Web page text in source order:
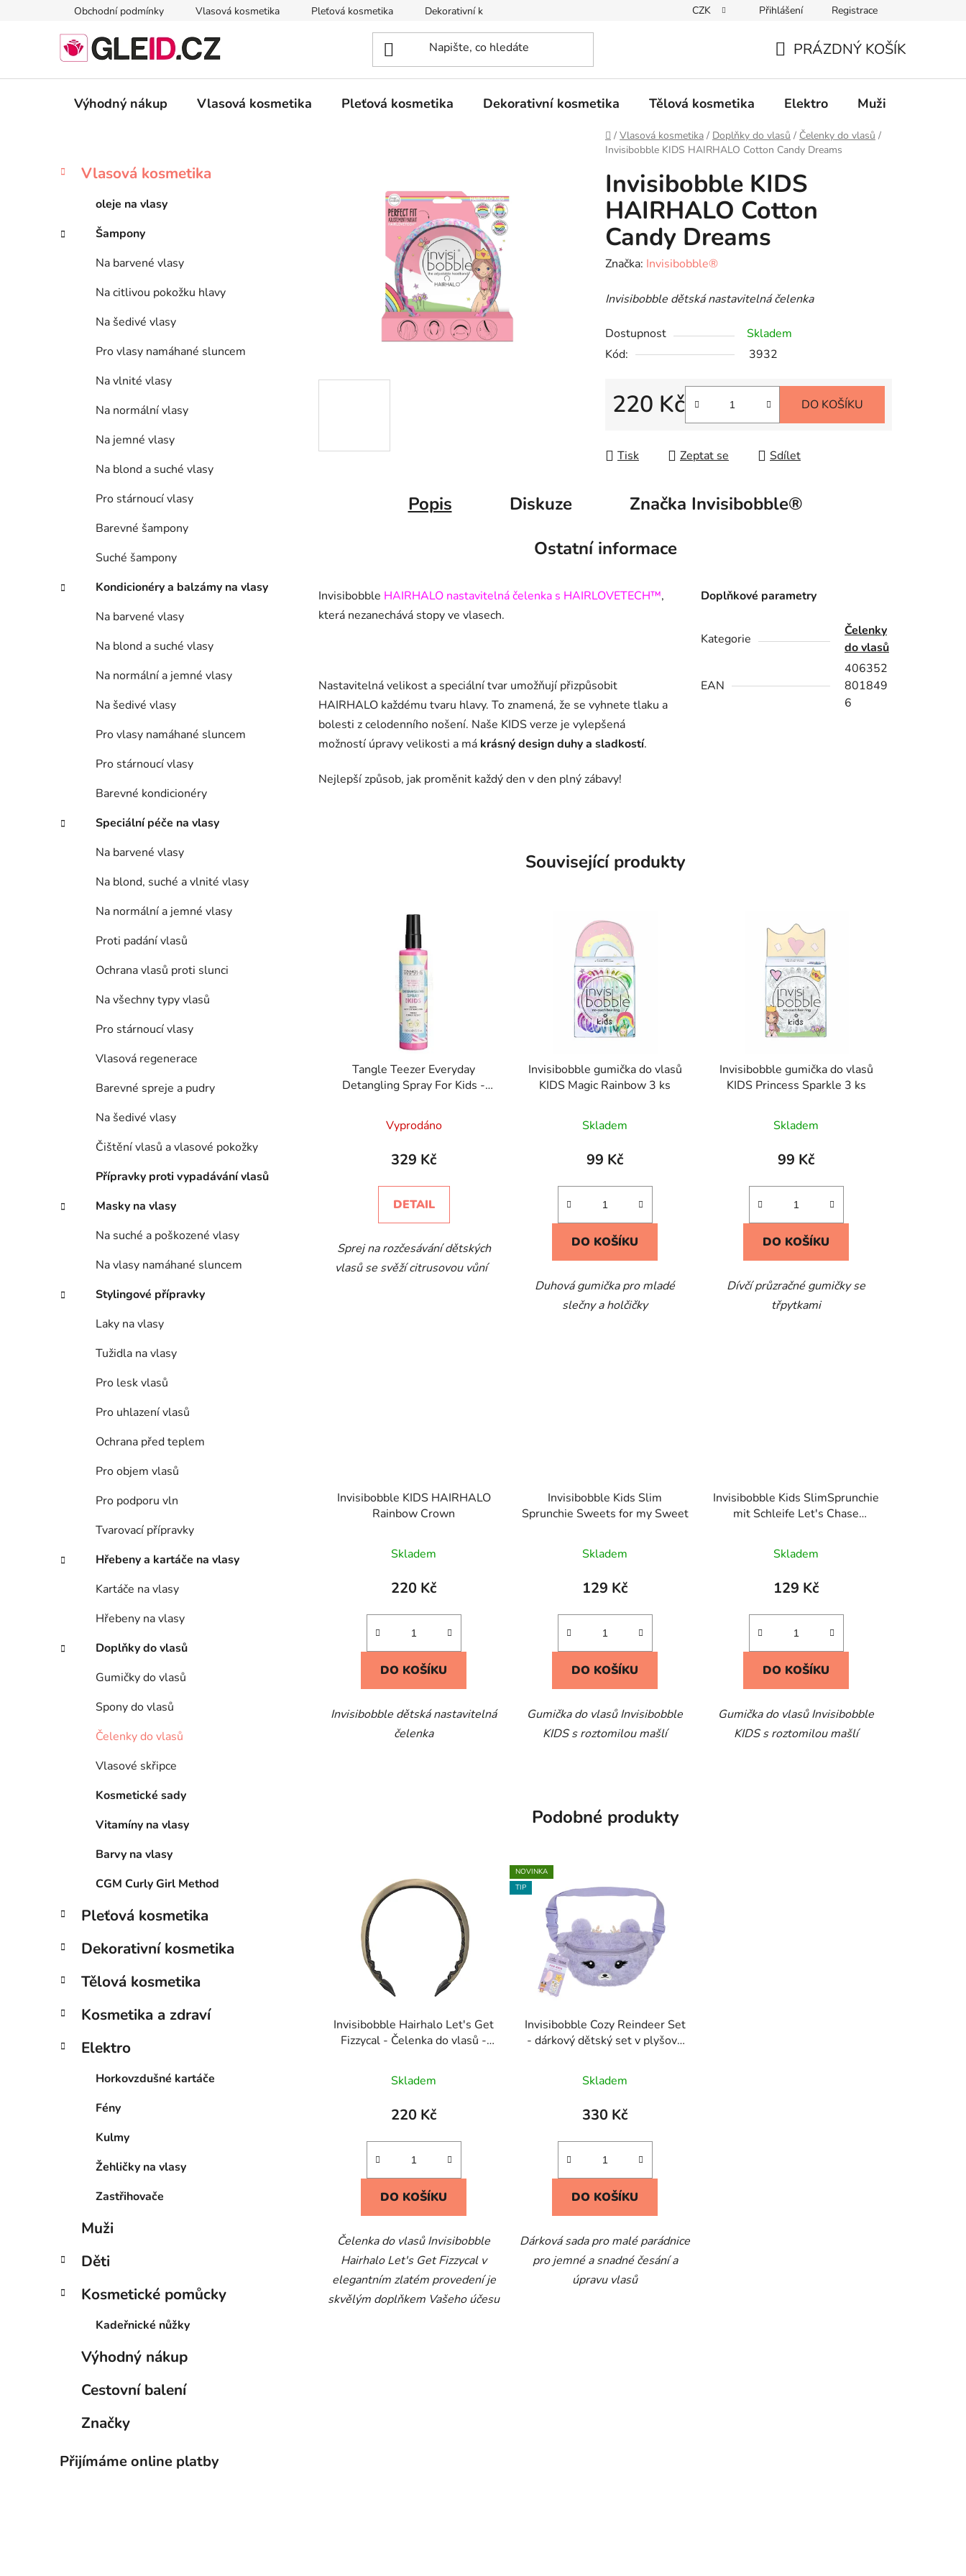
Obchodní podmínky Vlasová kosmetika Pleťová kosmetika Dekorativní kosmetika Elektro Děti Výhodný nákup
CZK Přihlášení Registrace
KOŠÍK
PRÁZDNÝ KOŠÍK
Výhodný nákup Vlasová kosmetika Pleťová kosmetika Dekorativní kosmetika Tělová kosmetika Elektro Muži
Domů
/ Vlasová kosmetika / Doplňky do vlasů / Čelenky do vlasů /
Invisibobble KIDS HAIRHALO Cotton Candy Dreams
P
r
Přeskočit
kategorie
K
a
g
o
Vlasová kosmetika
oleje na vlasy
Šampony
Na barvené vlasy
Na citlivou pokožku hlavy
Na šedivé vlasy
Pro vlasy namáhané sluncem
Na vlnité vlasy
Na normální vlasy
Na jemné vlasy
Na blond a suché vlasy
Pro stárnoucí vlasy
Barevné šampony
Suché šampony
Kondicionéry a balzámy na vlasy
Na barvené vlasy
Na blond a suché vlasy
Na normální a jemné vlasy
Na šedivé vlasy
Pro vlasy namáhané sluncem
Pro stárnoucí vlasy
Barevné kondicionéry
Speciální péče na vlasy
Na barvené vlasy
Na blond, suché a vlnité vlasy
Na normální a jemné vlasy
Proti padání vlasů
Ochrana vlasů proti slunci
Na všechny typy vlasů
Pro stárnoucí vlasy
Vlasová regenerace
Barevné spreje a pudry
Na šedivé vlasy
Čištění vlasů a vlasové pokožky
Přípravky proti vypadávání vlasů
Masky na vlasy
Na suché a poškozené vlasy
Na vlasy namáhané sluncem
Stylingové přípravky
Laky na vlasy
Tužidla na vlasy
Pro lesk vlasů
Pro uhlazení vlasů
Ochrana před teplem
Pro objem vlasů
Pro podporu vln
Tvarovací přípravky
Hřebeny a kartáče na vlasy
Kartáče na vlasy
Hřebeny na vlasy
Doplňky do vlasů
Gumičky do vlasů
Spony do vlasů
Čelenky do vlasů
Vlasové skřipce
Kosmetické sady
Vitamíny na vlasy
Barvy na vlasy
CGM Curly Girl Method
Pleťová kosmetika
Dekorativní kosmetika
Tělová kosmetika
Kosmetika a zdraví
Elektro
Horkovzdušné kartáče
Fény
Kulmy
Žehličky na vlasy
Zastřihovače
Muži
Děti
Kosmetické pomůcky
Kadeřnické nůžky
Výhodný nákup
Cestovní balení
Značky
Přijímáme online platby
Invisibobble KIDS
HAIRHALO Cotton
Candy Dreams
Značka: Invisibobble®
Invisibobble dětská nastavitelná čelenka
Dostupnost
Skladem
Kód:
3932
220 Kč DO KOŠÍKU
Tisk Zeptat se Sdílet
Popis Diskuze Značka Invisibobble®
Ostatní informace
Invisibobble HAIRHALO nastavitelná čelenka s HAIRLOVETECH™,
která nezanechává stopy ve vlasech.
Nastavitelná velikost a speciální tvar umožňují přizpůsobit
HAIRHALO každému tvaru hlavy. To znamená, že se vyhnete tlaku a
bolesti z celodenního nošení. Naše KIDS verze je vylepšená
možností úpravy velikosti a má krásný design duhy a sladkostí.
Nejlepší způsob, jak proměnit každý den v den plný zábavy!
Doplňkové parametry
Kategorie
Čelenky
do vlasů
EAN
406352
801849
6
Související produkty
Tangle Teezer Everyday
Detangling Spray For Kids -
Vlasů 150 ml
Vyprodáno
329 Kč
DETAIL
Sprej na rozčesávání dětských
vlasů se svěží citrusovou vůní
Invisibobble gumička do vlasů
KIDS Magic Rainbow 3 ks
Skladem
99 Kč
DO KOŠÍKU
Duhová gumička pro mladé
slečny a holčičky
Invisibobble gumička do vlasů
KIDS Princess Sparkle 3 ks
Skladem
99 Kč
DO KOŠÍKU
Dívčí průzračné gumičky se
třpytkami
Invisibobble KIDS HAIRHALO
Rainbow Crown
Skladem
220 Kč
DO KOŠÍKU
Invisibobble dětská nastavitelná
čelenka
Invisibobble Kids Slim
Sprunchie Sweets for my Sweet
Skladem
129 Kč
DO KOŠÍKU
Gumička do vlasů Invisibobble
KIDS s roztomilou mašlí
Invisibobble Kids SlimSprunchie
mit Schleife Let's Chase
Skladem
129 Kč
DO KOŠÍKU
Gumička do vlasů Invisibobble
KIDS s roztomilou mašlí
Podobné produkty
Invisibobble Hairhalo Let's Get
Fizzycal - Čelenka do vlasů -
Skladem
220 Kč
DO KOŠÍKU
Čelenka do vlasů Invisibobble
Hairhalo Let's Get Fizzycal v
elegantním zlatém provedení je
skvělým doplňkem Vašeho účesu
NOVINKA
TIP
Invisibobble Cozy Reindeer Set
- dárkový dětský set v plyšové
Skladem
330 Kč
DO KOŠÍKU
Dárková sada pro malé parádnice
pro jemné a snadné česání a
úpravu vlasů